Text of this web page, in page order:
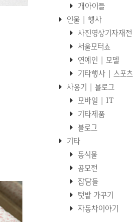
개아이들
인물 | 행사
사진영상기자재전
서울모터쇼
연예인 | 모델
기타행사 | 스포츠
사용기 | 블로그
모바일 | IT
기타제품
블로그
기타
동식물
공모전
잡담들
텃밭 가꾸기
자동차이야기